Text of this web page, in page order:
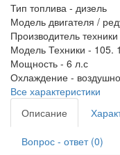
Тип топлива - дизель
Модель двигателя /
Производитель техники
Модель Техники - 105.
Мощность - 6 л.с
Охлаждение -
Все характеристики
Описание
Вопрос - ответ (0)